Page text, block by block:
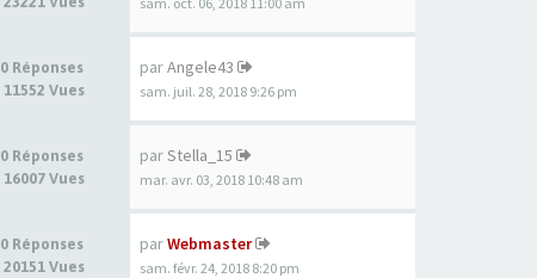
0 Réponses
11552 Vues
parAngele43
sam. juil. 28, 2018 9:26 pm
0 Réponses
16007 Vues
parStella_15
mar. avr. 03, 2018 10:48 am
0 Réponses
20151 Vues
parWebmaster
sam. févr. 24, 2018 8:20 pm